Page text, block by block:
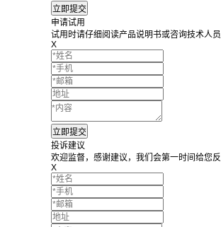
申请试用
试用时请仔细阅读产品说明书或咨询技术人
X
投诉建议
欢迎监督，感谢建议，我们会第一时间给您
X